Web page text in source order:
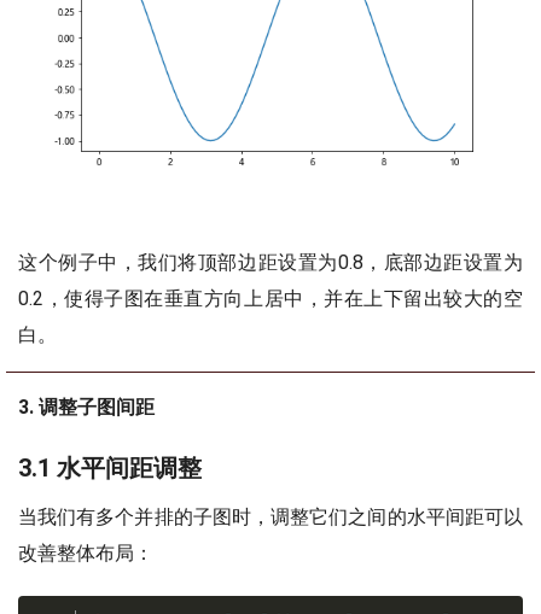
这个例子中，我们将顶部边距设置为0.8，底部边距设置为
0.2，使得子图在垂直方向上居中，并在上下留出较大的空
白。
3. 调整子图间距
3.1 水平间距调整
当我们有多个并排的子图时，调整它们之间的水平间距可以
改善整体布局：